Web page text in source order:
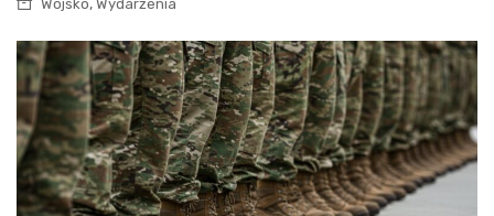
Wojsko Wydarzenia